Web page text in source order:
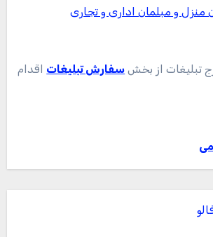
منزل و مبلمان اداری و تجاری
تبلیغات از بخش سفارش تبلیغات اقدام